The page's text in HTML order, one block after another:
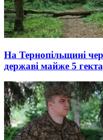
На Тернопільщині
державі майже 5